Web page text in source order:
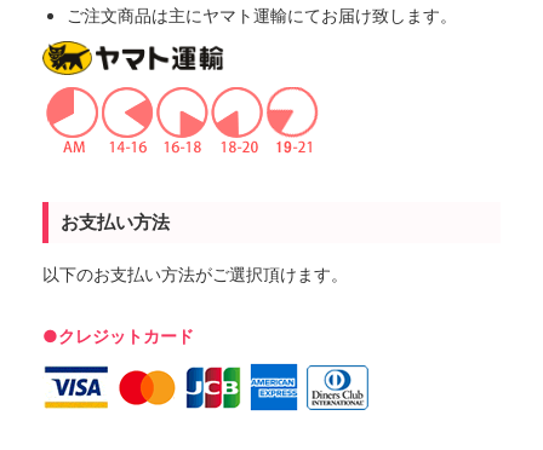
ご注文商品は主にヤマト運輸にてお届け致します。
お支払い方法
以下のお支払い方法がご選択頂けます。
●クレジットカード